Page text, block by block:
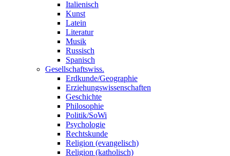
Italienisch
Kunst
Latein
Literatur
Musik
Russisch
Spanisch
Gesellschaftswiss.
Erdkunde/Geographie
Erziehungswissenschaften
Geschichte
Philosophie
Politik/SoWi
Psychologie
Rechtskunde
Religion (evangelisch)
Religion (katholisch)